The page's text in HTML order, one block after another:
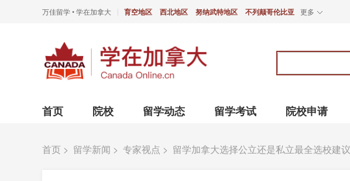
万佳留学 • 学在加拿大 育空地区 西北地区 努纳武特地区 不列颠哥伦比亚 更多
关
首页 院校 留学动态 留学考试 院校申请
首页 > 留学新闻 > 专家视点 > 留学加拿大选择公立还是私立最全选校建议